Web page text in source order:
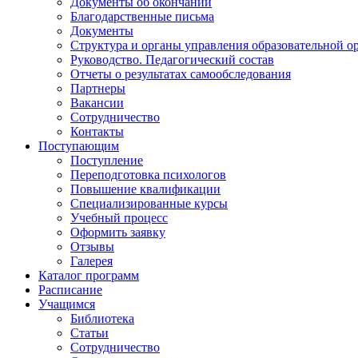
Благодарственные письма
Документы
Структура и органы управления образовательной
Руководство. Педагогический состав
Отчеты о результатах самообследования
Партнеры
Вакансии
Сотрудничество
Контакты
Поступающим
Поступление
Переподготовка психологов
Повышение квалификации
Специализированные курсы
Учебный процесс
Оформить заявку
Отзывы
Галерея
Каталог программ
Расписание
Учащимся
Библиотека
Статьи
Сотрудничество